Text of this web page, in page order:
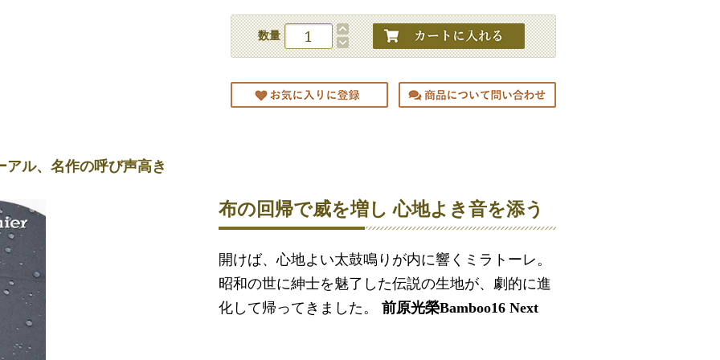
数量
ル、名作の呼び声高き
布の回帰で威を増し 心地よき音を添う
開けば、心地よい太鼓鳴りが内に響くミラトーレ。
昭和の世に紳士を魅了した伝説の生地が、劇的に進
化して帰ってきました。 前原光榮Bamboo16 Next